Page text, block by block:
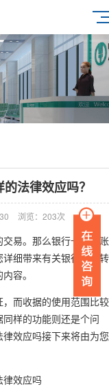
法律效应吗？
浏览：203次
易。那么银行卡的转账
细带来有关银行卡的转
容。
而收据的使用范围比较
样的功能则还是个问
效应吗接下来将由为您
效应吗